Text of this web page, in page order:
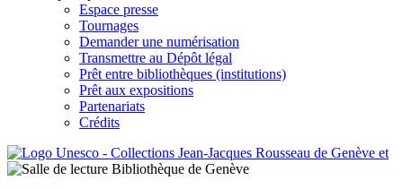
Espace presse
Tournages
Demander une numérisation
Transmettre au Dépôt légal
Prêt entre bibliothèques (institutions)
Prêt aux expositions
Partenariats
Crédits